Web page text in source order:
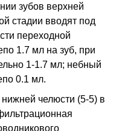
зубов верхней
стадии вводят под
переходной
1.7 мл на зуб, при
1-1.7 мл; небный
0.1 мл.
челюсти (5-5) в